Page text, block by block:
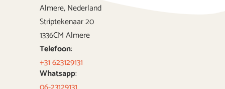
Almere, Nederland
Striptekenaar 20
1336CM Almere
Telefoon:
+31 623129131
Whatsapp: